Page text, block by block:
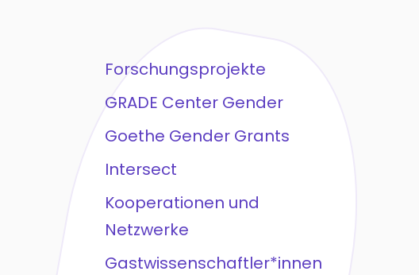
Forschungsprojekte
GRADE Center Gender
Goethe Gender Grants
Intersect
Kooperationen und
Netzwerke
Gastwissenschaftler*innen